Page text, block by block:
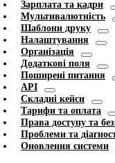
Зарплата та кадри
Мультивалютність
Шаблони друку
Налаштування
Організація
Додаткові поля
Поширені питання
API
Складні кейси
Тарифи та оплата
Права доступу та
Проблеми та
Оновлення системи